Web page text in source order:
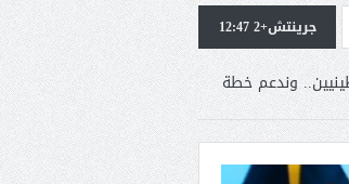
لدى وصوله إلى تركيا لإتمام انتقاله إلى طرابزون
جرينتش+2 12:47
وندعم خطة